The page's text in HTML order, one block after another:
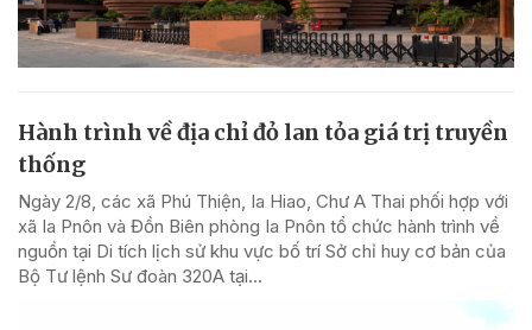
Hành trình về địa chỉ đỏ lan tỏa giá trị truyền
thống
Ngày 2/8, các xã Phú Thiện, Ia Hiao, Chư A Thai phối hợp với
xã Ia Pnôn và Đồn Biên phòng Ia Pnôn tổ chức hành trình về
nguồn tại Di tích lịch sử khu vực bố trí Sở chỉ huy cơ bản của
Bộ Tư lệnh Sư đoàn 320A tại...